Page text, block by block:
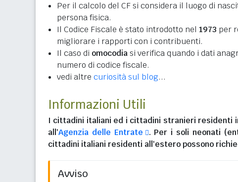
Per il calcolo del CF si considera il luogo di
persona fisica.
Il Codice Fiscale è stato introdotto nel 1973 per
migliorare i rapporti con i contribuenti.
Il caso di omocodiasi verifica quando i dati
numero di codice fiscale.
vedi altre curiosità sul blog...
Informazioni Utili
I cittadini italiani ed i cittadini stranieri residenti
all'Agenzia delle Entrate
. Per i soli neonati
cittadini italiani residenti all'esteropossono
Avviso